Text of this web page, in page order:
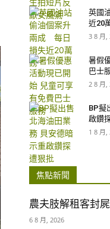
英國
近20
3 8 月,
暑假
巴士
2 8 月,
BP擬
啟鑽
1 8 月,
焦點新聞
農夫肢解租客封
6 8 月, 2026